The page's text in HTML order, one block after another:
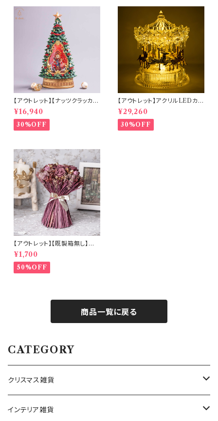
【アウトレット】【ナッツクラッカー
ツリー】リキッドLEDスノードー
ム【電池・USB仕様】(hr-1093
4)
¥16,940
30%OFF
【アウトレット】アクリルLEDカル
ーセルミュージック(10350)
¥29,260
30%OFF
【アウトレット】【既製箱無し】ロ
ーズが主役のドライフラワーブ
ーケ (b8527)
¥1,700
50%OFF
商品一覧に戻る
CATEGORY
クリスマス雑貨
ハワイアンクリスマス雑貨
インテリア雑貨